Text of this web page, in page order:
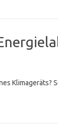
Klimageräts?